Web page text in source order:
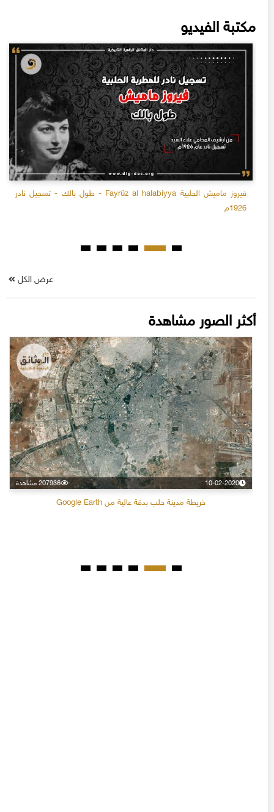
مكتبة الفيديو
فيروز ماميش الحلبية Fayrûz al halabiyya - طول بالك - تسجيل نادر
1926م
عرض الكل
أكثر الصور مشاهدة
10-02-2020 207936 مشاهدة
خريطة مدينة حلب بدقة عالية من Google Earth